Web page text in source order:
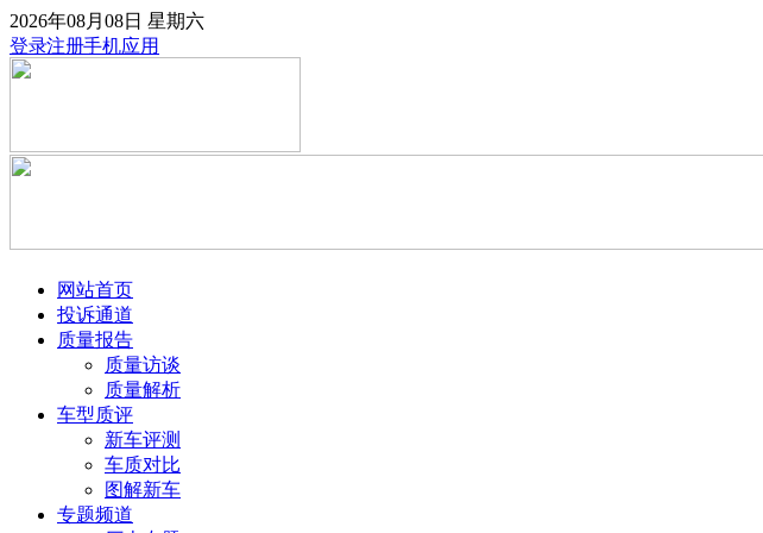
2026年08月08日 星期六
登录注册手机应用
网站首页
投诉通道
质量报告
质量访谈
质量解析
车型质评
新车评测
车质对比
图解新车
专题频道